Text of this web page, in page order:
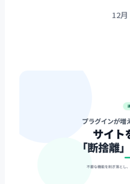
12